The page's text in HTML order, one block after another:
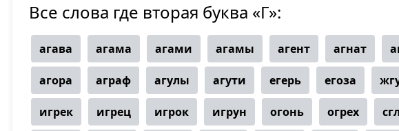
Все слова где вторая буква «Г»:
агава агама агами агамы агент агнат
агора аграф агулы агути егерь егоза
игрек игрец игрок игрун огонь огрех